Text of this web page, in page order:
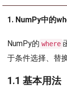
1. NumPy中的
NumPy的 where
于条件选择、替
1.1 基本用法